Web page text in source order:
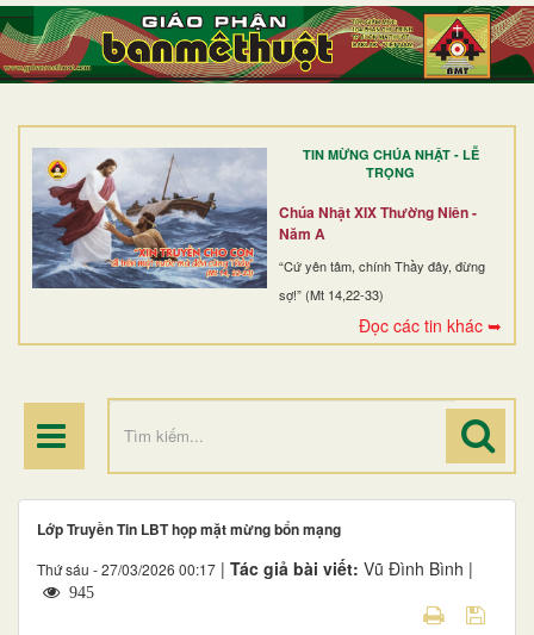
TIN MỪNG CHÚA NHẬT - LỄ
TRỌNG
Chúa Nhật XIX Thường Niên -
Năm A
“Cứ yên tâm, chính Thầy đây, đừng
sợ!” (Mt 14,22-33)
Đọc các tin khác ➥
TRANG NHẤT
GIỚI THIỆU
DÒNG TU
BAN MỤC VỤ
ĐOÀN THỂ CG
ĐIỂM HÀNH HƯƠNG
Lớp Truyền Tin LBT họp mặt mừng bổn mạng
Thứ sáu - 27/03/2026 00:17 | Tác giả bài viết: Vũ Đình Bình |
945